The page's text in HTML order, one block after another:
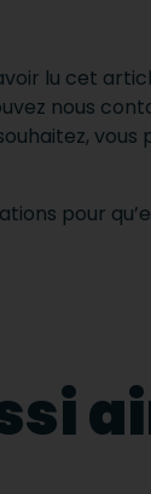
lu cet
nous
pour